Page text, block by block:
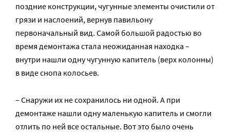
поздние конструкции, чугунные элементы очистили от
грязи и наслоений, вернув павильону
первоначальный вид. Самой большой радостью во
время демонтажа стала неожиданная находка –
внутри нашли одну чугунную капитель (верх колонны)
в виде снопа колосьев.
– Снаружи их не сохранилось ни одной. А при
демонтаже нашли одну маленькую капитель и смогли
отлить по ней все остальные. Вот это было очень